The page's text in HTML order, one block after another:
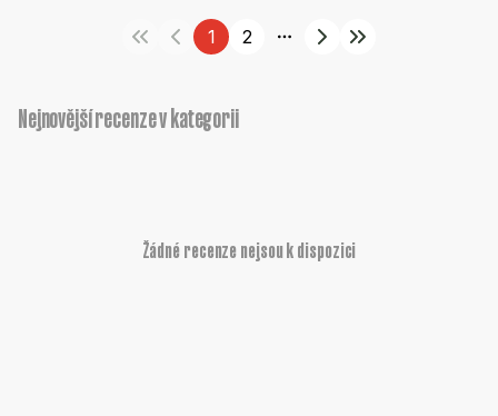
1 2
More pages
Nejnovější recenze v kategorii
Žádné recenze nejsou k dispozici